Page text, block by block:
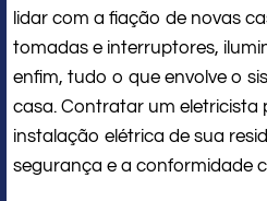
lidar com a fiação de novas
tomadas e interruptores,
enfim, tudo o que envolve o
casa. Contratar um eletricista
instalação elétrica de sua
segurança e a conformidade